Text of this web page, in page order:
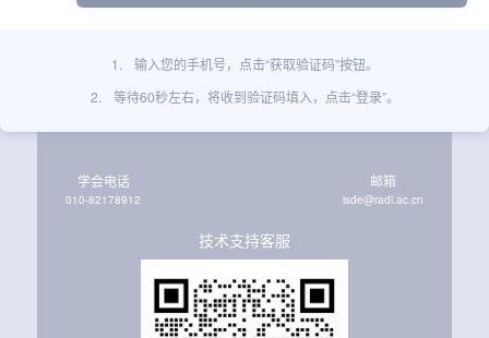
1.
输入您的手机号，点击“获取验证码”按钮。
2.
等待60秒左右，将收到验证码填入，点击“登录”。
学会电话
010-82178912
邮箱
isde@radi.ac.cn
技术支持客服